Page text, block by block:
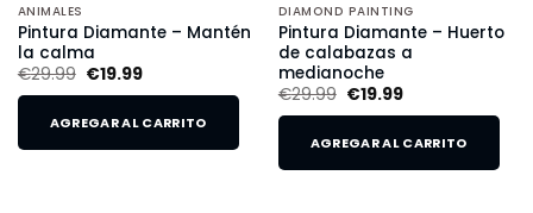
ANIMALES
Pintura Diamante – Mantén
la calma
€29.99 €19.99
AGREGAR AL CARRITO
DIAMOND PAINTING
Pintura Diamante – Huerto
de calabazas a
medianoche
€29.99 €19.99
AGREGAR AL CARRITO